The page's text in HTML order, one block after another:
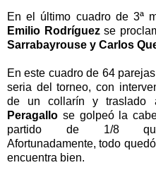
En el ú ltimo cuadro de 3ª
Emilio Rodríguezse
Sarrabayrouse y Carlos
En este cuadro de 64
seria del torneo, con
de un collarín y traslado
Peragallo se golpeó
la
partido de 1/8
Afortunadamente, todo quedó
encuentra bien.